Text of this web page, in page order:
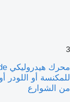
3
من الشوارع